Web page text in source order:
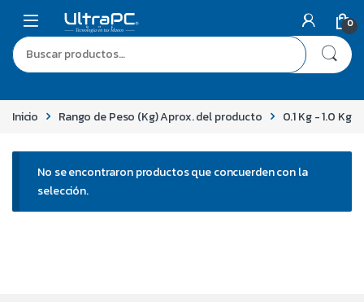
0
Inicio Rango de Peso (Kg) Aprox. del producto 0.1 Kg - 1.0 Kg
No se encontraron productos que concuerden con la
selección.